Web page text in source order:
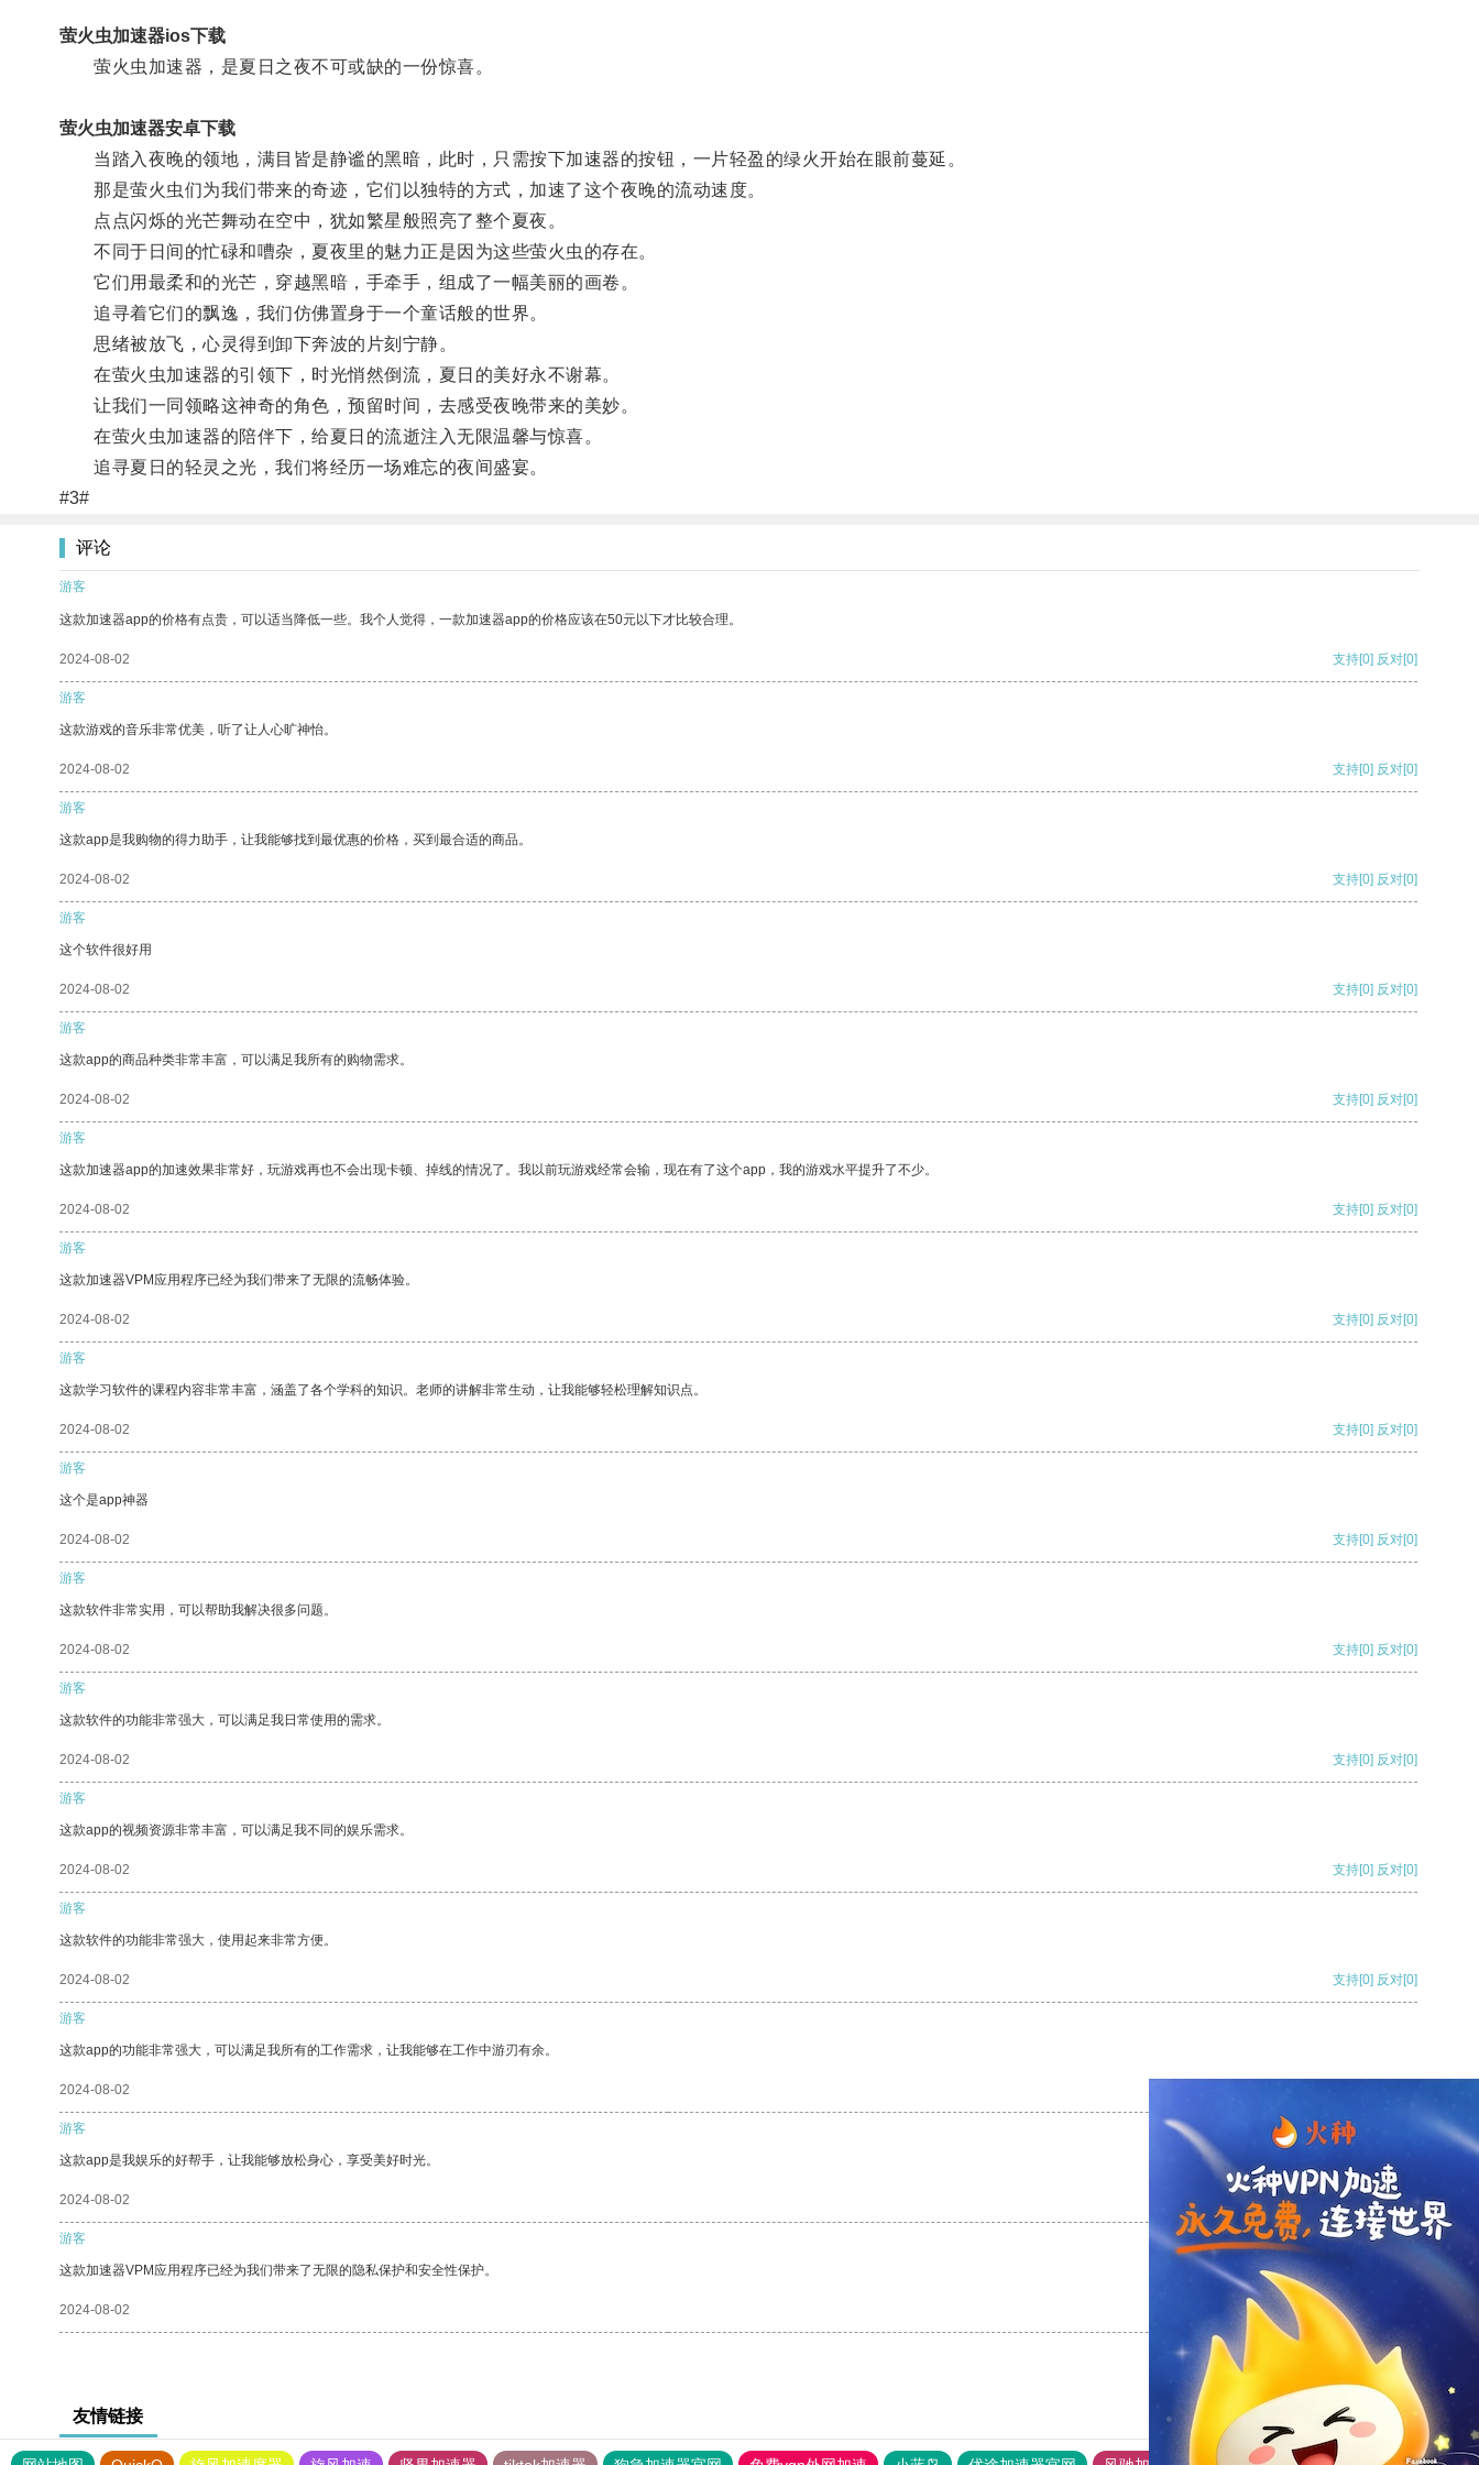
萤火虫加速器ios下载
萤火虫加速器，是夏日之夜不可或缺的一份惊喜。
萤火虫加速器安卓下载
当踏入夜晚的领地，满目皆是静谧的黑暗，此时，只需按下加速器的按钮，一片轻盈的绿火开始在眼前蔓延。
那是萤火虫们为我们带来的奇迹，它们以独特的方式，加速了这个夜晚的流动速度。
点点闪烁的光芒舞动在空中，犹如繁星般照亮了整个夏夜。
不同于日间的忙碌和嘈杂，夏夜里的魅力正是因为这些萤火虫的存在。
它们用最柔和的光芒，穿越黑暗，手牵手，组成了一幅美丽的画卷。
追寻着它们的飘逸，我们仿佛置身于一个童话般的世界。
思绪被放飞，心灵得到卸下奔波的片刻宁静。
在萤火虫加速器的引领下，时光悄然倒流，夏日的美好永不谢幕。
让我们一同领略这神奇的角色，预留时间，去感受夜晚带来的美妙。
在萤火虫加速器的陪伴下，给夏日的流逝注入无限温馨与惊喜。
追寻夏日的轻灵之光，我们将经历一场难忘的夜间盛宴。
#3#
评论
游客
这款加速器app的价格有点贵，可以适当降低一些。我个人觉得，一款加速器app的价格应该在50元以下才比较合理。
2024-08-02 支持[0] 反对[0]
游客
这款游戏的音乐非常优美，听了让人心旷神怡。
2024-08-02 支持[0] 反对[0]
游客
这款app是我购物的得力助手，让我能够找到最优惠的价格，买到最合适的商品。
2024-08-02 支持[0] 反对[0]
游客
这个软件很好用
2024-08-02 支持[0] 反对[0]
游客
这款app的商品种类非常丰富，可以满足我所有的购物需求。
2024-08-02 支持[0] 反对[0]
游客
这款加速器app的加速效果非常好，玩游戏再也不会出现卡顿、掉线的情况了。我以前玩游戏经常会输，现在有了这个app，我的游戏水平提升了不少。
2024-08-02 支持[0] 反对[0]
游客
这款加速器VPM应用程序已经为我们带来了无限的流畅体验。
2024-08-02 支持[0] 反对[0]
游客
这款学习软件的课程内容非常丰富，涵盖了各个学科的知识。老师的讲解非常生动，让我能够轻松理解知识点。
2024-08-02 支持[0] 反对[0]
游客
这个是app神器
2024-08-02 支持[0] 反对[0]
游客
这款软件非常实用，可以帮助我解决很多问题。
2024-08-02 支持[0] 反对[0]
游客
这款软件的功能非常强大，可以满足我日常使用的需求。
2024-08-02 支持[0] 反对[0]
游客
这款app的视频资源非常丰富，可以满足我不同的娱乐需求。
2024-08-02 支持[0] 反对[0]
游客
这款软件的功能非常强大，使用起来非常方便。
2024-08-02 支持[0] 反对[0]
游客
这款app的功能非常强大，可以满足我所有的工作需求，让我能够在工作中游刃有余。
2024-08-02
游客
这款app是我娱乐的好帮手，让我能够放松身心，享受美好时光。
2024-08-02 支持 [0] 反对 [0]
游客
这款加速器VPM应用程序已经为我们带来了无限的隐私保护和安全性保护。
2024-08-02 支持
友情链接